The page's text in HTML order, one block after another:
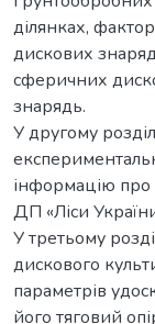
ділянках,
дискових
сферичних
знарядь.
У другому
інформацію про
ДП «Ліси
У третьому
дискового
параметрів
його тяговий